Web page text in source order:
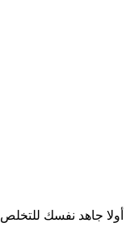
أولا جاهد نفسك